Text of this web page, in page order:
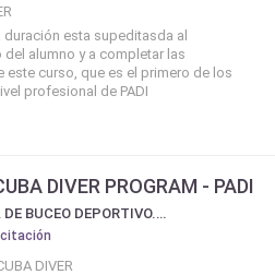
duración esta supeditasda al
alumno y a completar las
este curso, que es el primero de los
profesional de PADI
DIVER PROGRAM - PADI
EASA ESCUELA DE BUCEO DEPORTIVO. CERTIFICACIÓN PADI
DIVER